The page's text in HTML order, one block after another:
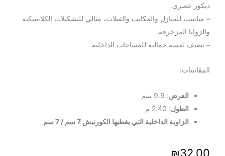
ديكور عصري.
– مناسب للمنازل والمكاتب والفيلات، مثالي للتشكيلات الكلاسيكية
والزوايا المزخرفة.
– يضيف لمسة جمالية للمساحات الداخلية.
المقاسات:
العرض: 9.9 سم
الطول: 2.40 م
الزاوية الداخلية التي يغطيها الكورنيش 7 سم / 7 سم
₪32.00